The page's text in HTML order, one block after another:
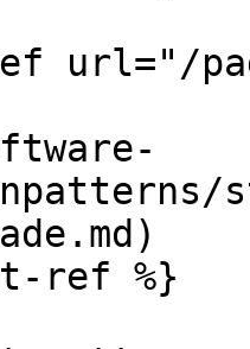
url="/
ref %}